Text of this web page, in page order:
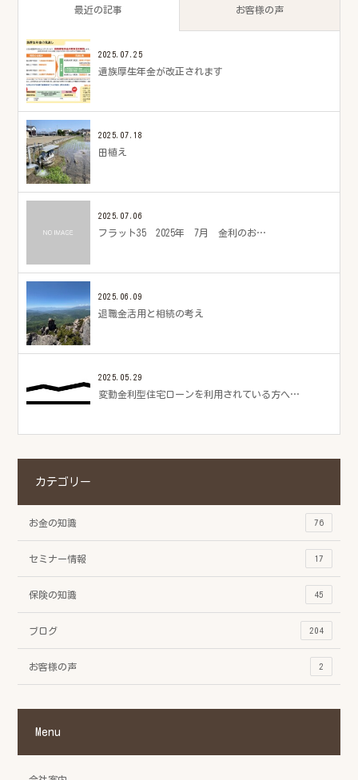
最近の記事 お客様の声
2025.07.25
遺族厚生年金が改正されます
2025.07.18
田植え
2025.07.06
フラット35 2025年 7月 金利のお…
2025.06.09
退職金活用と相続の考え
2025.05.29
変動金利型住宅ローンを利用されている方へ…
カテゴリー
お金の知識 76
セミナー情報 17
保険の知識 45
ブログ 204
お客様の声 2
Menu